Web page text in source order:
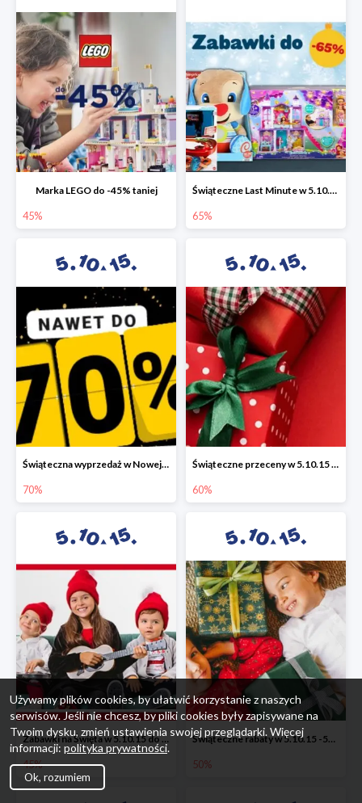
Marka LEGO do -45% taniej
45%
Świąteczne Last Minute w 5.10.15 - zabawki do -65%
65%
Świąteczna wyprzedaż w Nowej Erze - National Geographic Learning -70%
70%
Świąteczne przeceny w 5.10.15 - wszystkie ubrania -60%
60%
Zabawki na Święta w 5.10.15 do -45%
45%
Świąteczne rabaty w 5.10.15 -50%
50%
Używamy plików cookies, by ułatwić korzystanie z naszych
serwisów. Jeśli nie chcesz, by pliki cookies były zapisywane na
Twoim dysku, zmień ustawienia swojej przeglądarki. Więcej
informacji: polityka prywatności.
Ok, rozumiem